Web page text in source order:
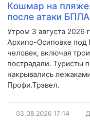
Кошмар на
после атаки
Утром 3 августа 2026
Архипо-Осиповке
человек, включая
пострадали. Туристы
накрывались
Профи.Трэвел.
03.08.2026 17:14